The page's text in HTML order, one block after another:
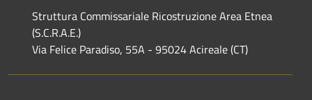
Struttura Commissariale Ricostruzione Area Etnea
(S.C.R.A.E.)
Via Felice Paradiso, 55A - 95024 Acireale (CT)